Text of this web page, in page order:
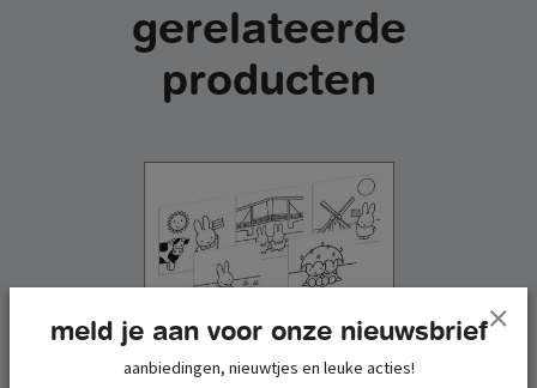
gerelateerde
producten
meld je aan voor onze nieuwsbrief
aanbiedingen, nieuwtjes en leuke acties!